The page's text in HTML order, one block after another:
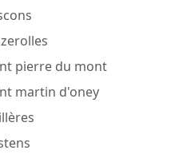
pierre du mont
martin d'oney